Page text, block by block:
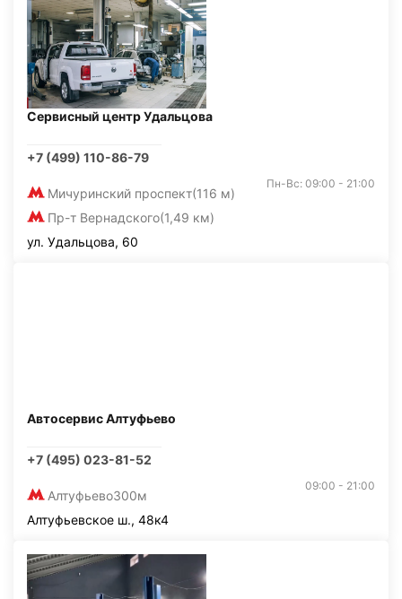
Сервисный центр Удальцова
+7 (499) 110-86-79
Мичуринский проспект(116 м)
Пр-т Вернадского(1,49 км)
Пн-Вс: 09:00 - 21:00
ул. Удальцова, 60
Автосервис Алтуфьево
+7 (495) 023-81-52
Алтуфьево300м
09:00 - 21:00
Алтуфьевское ш., 48к4